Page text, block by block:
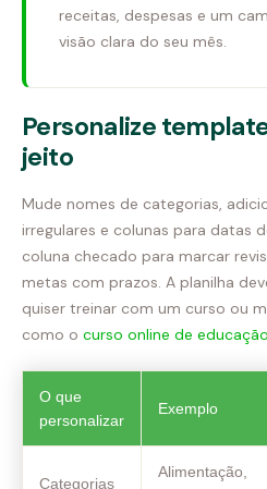
receitas, despesas e um
visão clara do seu mês.
Personalize
jeito
Mude nomes de categorias,
irregulares e colunas para datas
coluna checado para marcar
metas com prazos. A planilha
quiser treinar com um curso ou
como o curso online de
O que
personalizar
Exemplo
Categorias
Alimentação,